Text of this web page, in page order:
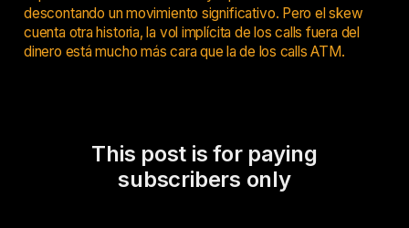
descontando un movimiento significativo. Pero el skew
cuenta otra historia, la vol implícita de los calls fuera del
dinero está mucho más cara que la de los calls ATM.
This post is for paying
subscribers only